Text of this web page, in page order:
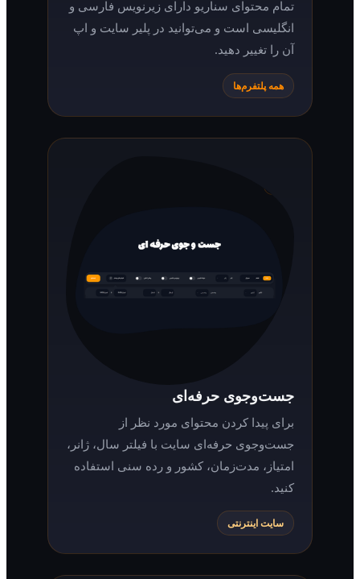
تمام محتوای سناریو دارای زیرنویس فارسی و
انگلیسی است و می‌توانید در پلیر سایت و اپ
آن را تغییر دهید.
همه پلتفرم‌ها
جست‌وجوی حرفه‌ای
برای پیدا کردن محتوای مورد نظر از
جست‌وجوی حرفه‌ای سایت با فیلتر سال، ژانر،
امتیاز، مدت‌زمان، کشور و رده سنی استفاده
سایت اینترنتی